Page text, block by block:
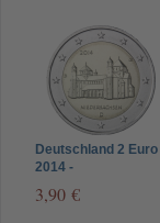
Deutschland 2 Euro
2014 -
Hildesheim -
3,90 €